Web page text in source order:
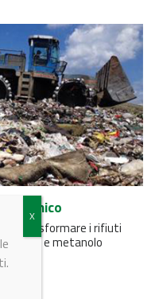
chimico
per trasformare i rifiuti
e metanolo